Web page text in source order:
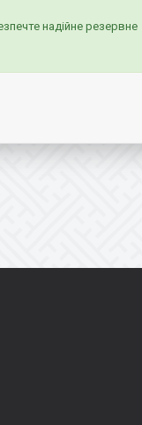
надійне резервне